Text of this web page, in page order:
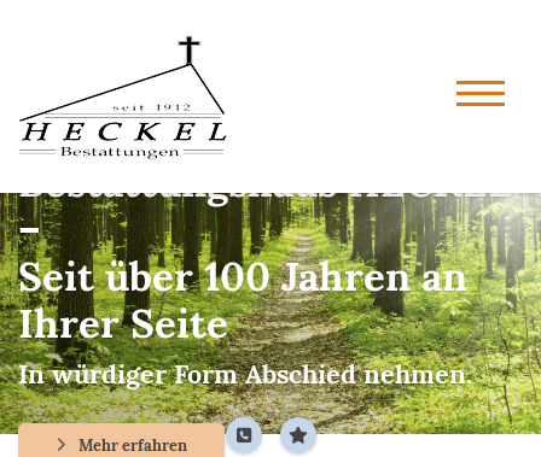
Bestattungshaus HECKEL
–
Seit über 100 Jahren an
Ihrer Seite
In würdiger Form Abschied nehmen.
Mehr erfahren